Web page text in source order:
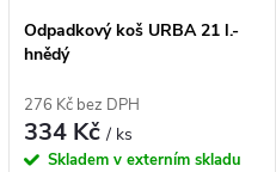
Odpadkový koš URBA 21 l.-
hnědý
276 Kč bez DPH
334 Kč/ ks
Skladem v externím skladu